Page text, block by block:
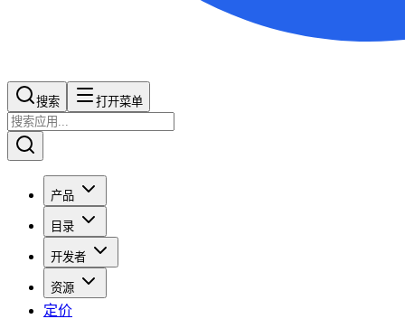
搜索​​​​ 打开菜单
产品
目录
开发者
资源
定价